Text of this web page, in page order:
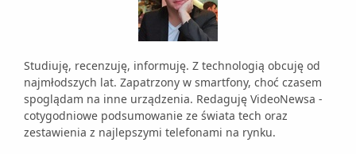
Studiuję, recenzuję, informuję. Z technologią obcuję od
najmłodszych lat. Zapatrzony w smartfony, choć czasem
spoglądam na inne urządzenia. Redaguję VideoNewsa -
cotygodniowe podsumowanie ze świata tech oraz
zestawienia z najlepszymi telefonami na rynku.